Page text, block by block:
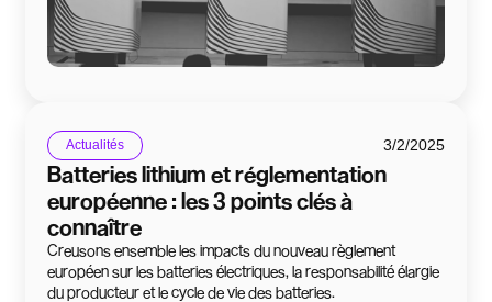
Actualités 3/2/2025
Batteries lithium et réglementation
européenne : les 3 points clés à
connaître
Creusons ensemble les impacts du nouveau règlement
européen sur les batteries électriques, la responsabilité élargie
du producteur et le cycle de vie des batteries.